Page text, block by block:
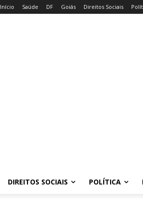
Início Saúde DF Goiás Direitos Sociais
DIREITOS SOCIAIS POLÍTICA